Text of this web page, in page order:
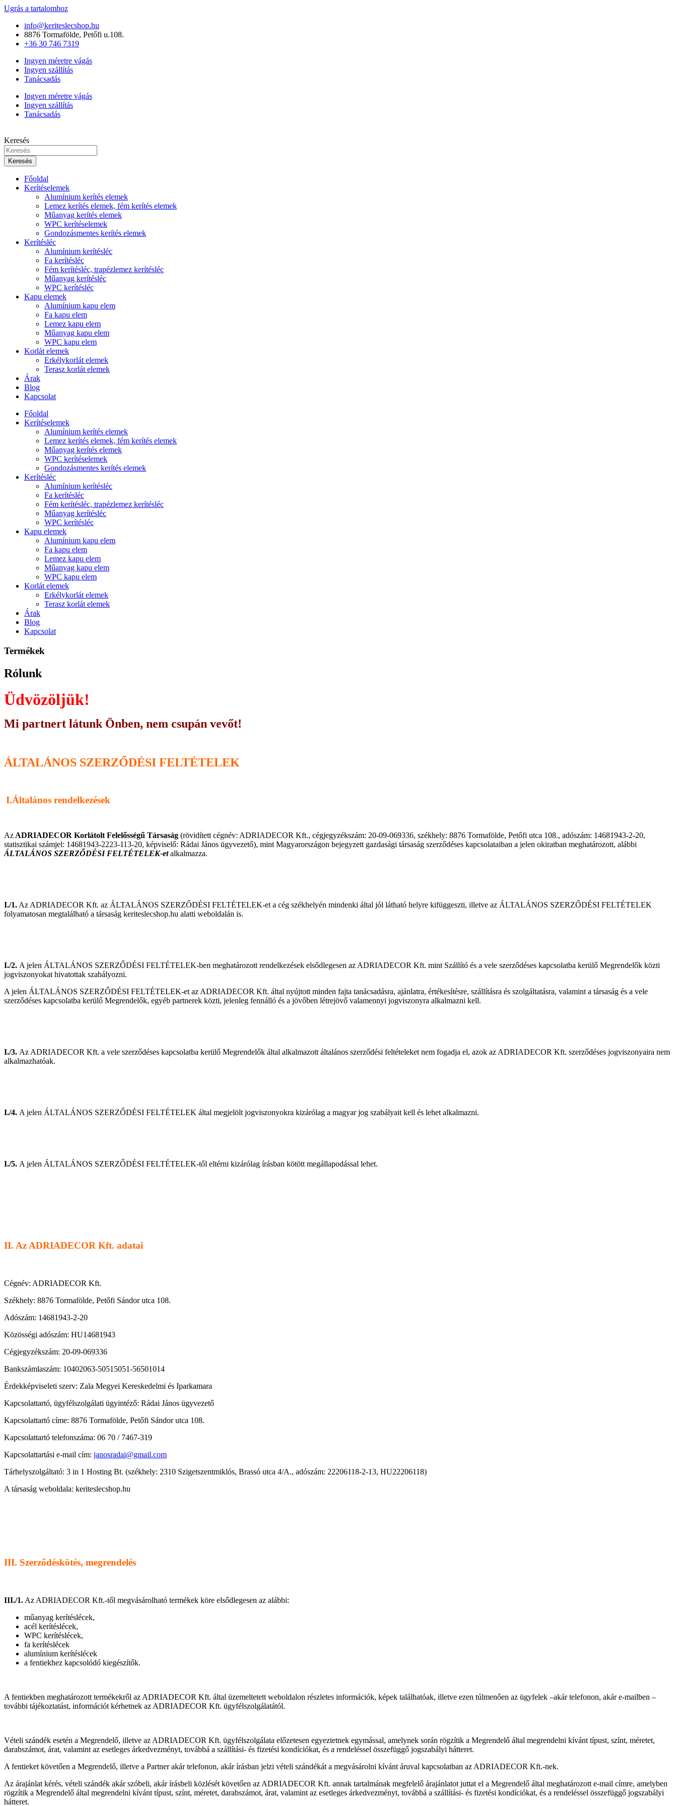
Ugrás a tartalomhoz
info@keriteslecshop.hu
8876 Tormafölde, Petőfi u.108.
+36 30 746 7319
Ingyen méretre vágás
Ingyen szállítás
Tanácsadás
Ingyen méretre vágás
Ingyen szállítás
Tanácsadás
Keresés
Keresés
Főoldal
Kerítéselemek
Alumínium kerítés elemek
Lemez kerítés elemek, fém kerítés elemek
Műanyag kerítés elemek
WPC kerítéselemek
Gondozásmentes kerítés elemek
Kerítésléc
Alumínium kerítésléc
Fa kerítésléc
Fém kerítésléc, trapézlemez kerítésléc
Műanyag kerítésléc
WPC kerítésléc
Kapu elemek
Alumínium kapu elem
Fa kapu elem
Lemez kapu elem
Műanyag kapu elem
WPC kapu elem
Korlát elemek
Erkélykorlát elemek
Terasz korlát elemek
Árak
Blog
Kapcsolat
Főoldal
Kerítéselemek
Alumínium kerítés elemek
Lemez kerítés elemek, fém kerítés elemek
Műanyag kerítés elemek
WPC kerítéselemek
Gondozásmentes kerítés elemek
Kerítésléc
Alumínium kerítésléc
Fa kerítésléc
Fém kerítésléc, trapézlemez kerítésléc
Műanyag kerítésléc
WPC kerítésléc
Kapu elemek
Alumínium kapu elem
Fa kapu elem
Lemez kapu elem
Műanyag kapu elem
WPC kapu elem
Korlát elemek
Erkélykorlát elemek
Terasz korlát elemek
Árak
Blog
Kapcsolat
Termékek
Rólunk
Üdvözöljük!
Mi partnert látunk Önben, nem csupán vevőt!
ÁLTALÁNOS SZERZŐDÉSI FELTÉTELEK
I.Általános rendelkezések
Az ADRIADECOR Korlátolt Felelősségű Társaság (rövidített cégnév: ADRIADECOR Kft., cégjegyzékszám: 20-09-069336, székhely: 8876 Tormafölde, Petőfi utca 108., adószám: 14681943-2-20,
statisztikai számjel: 14681943-2223-113-20, képviselő: Rádai János ügyvezető), mint Magyarországon bejegyzett gazdasági társaság szerződéses kapcsolataiban a jelen okiratban meghatározott, alábbi
ÁLTALÁNOS SZERZŐDÉSI FELTÉTELEK-etalkalmazza.
I./1. Az ADRIADECOR Kft. az ÁLTALÁNOS SZERZŐDÉSI FELTÉTELEK-et a cég székhelyén mindenki által jól látható helyre kifüggeszti, illetve az ÁLTALÁNOS SZERZŐDÉSI FELTÉTELEK
folyamatosan megtalálható a társaság keriteslecshop.hu alatti weboldalán is.
I./2. A jelen ÁLTALÁNOS SZERZŐDÉSI FELTÉTELEK-ben meghatározott rendelkezések elsődlegesen az ADRIADECOR Kft. mint Szállító és a vele szerződéses kapcsolatba kerülő Megrendelők közti
jogviszonyokat hivatottak szabályozni.
A jelen ÁLTALÁNOS SZERZŐDÉSI FELTÉTELEK-et az ADRIADECOR Kft. által nyújtott minden fajta tanácsadásra, ajánlatra, értékesítésre, szállításra és szolgáltatásra, valamint a társaság és a vele
szerződéses kapcsolatba kerülő Megrendelők, egyéb partnerek közti, jelenleg fennálló és a jövőben létrejövő valamennyi jogviszonyra alkalmazni kell.
I./3. Az ADRIADECOR Kft. a vele szerződéses kapcsolatba kerülő Megrendelők által alkalmazott általános szerződési feltételeket nem fogadja el, azok az ADRIADECOR Kft. szerződéses jogviszonyaira nem
alkalmazhatóak.
I./4. A jelen ÁLTALÁNOS SZERZŐDÉSI FELTÉTELEK által megjelölt jogviszonyokra kizárólag a magyar jog szabályait kell és lehet alkalmazni.
I./5. A jelen ÁLTALÁNOS SZERZŐDÉSI FELTÉTELEK-től eltérni kizárólag írásban kötött megállapodással lehet.
II. Az ADRIADECOR Kft. adatai
Cégnév: ADRIADECOR Kft.
Székhely: 8876 Tormafölde, Petőfi Sándor utca 108.
Adószám: 14681943-2-20
Közösségi adószám: HU14681943
Cégjegyzékszám: 20-09-069336
Bankszámlaszám: 10402063-50515051-56501014
Érdekképviseleti szerv: Zala Megyei Kereskedelmi és Iparkamara
Kapcsolattartó, ügyfélszolgálati ügyintéző: Rádai János ügyvezető
Kapcsolattartó címe: 8876 Tormafölde, Petőfi Sándor utca 108.
Kapcsolattartó telefonszáma: 06 70 / 7467-319
Kapcsolattartási e-mail cím: janosradai@gmail.com
Tárhelyszolgáltató: 3 in 1 Hosting Bt. (székhely: 2310 Szigetszentmiklós, Brassó utca 4/A., adószám: 22206118-2-13, HU22206118)
A társaság weboldala: keriteslecshop.hu
III. Szerződéskötés, megrendelés
III./1. Az ADRIADECOR Kft.-től megvásárolható termékek köre elsődlegesen az alábbi:
műanyag kerítéslécek,
acél kerítéslécek,
WPC kerítéslécek,
fa kerítéslécek
alumínium kerítéslécek
a fentiekhez kapcsolódó kiegészítők.
A fentiekben meghatározott termékekről az ADRIADECOR Kft. által üzemeltetett weboldalon részletes információk, képek találhatóak, illetve ezen túlmenően az ügyfelek –akár telefonon, akár e-mailben –
további tájékoztatást, információt kérhetnek az ADRIADECOR Kft. ügyfélszolgálatától.
Vételi szándék esetén a Megrendelő, illetve az ADRIADECOR Kft. ügyfélszolgálata előzetesen egyeztetnek egymással, amelynek során rögzítik a Megrendelő által megrendelni kívánt típust, színt, méretet,
darabszámot, árat, valamint az esetleges árkedvezményt, továbbá a szállítási- és fizetési kondíciókat, és a rendeléssel összefüggő jogszabályi hátteret.
A fentieket követően a Megrendelő, illetve a Partner akár telefonon, akár írásban jelzi vételi szándékát a megvásárolni kívánt áruval kapcsolatban az ADRIADECOR Kft.-nek.
Az árajánlat kérés, vételi szándék akár szóbeli, akár írásbeli közlését követően az ADRIADECOR Kft. annak tartalmának megfelelő árajánlatot juttat el a Megrendelő által meghatározott e-mail címre, amelyben
rögzítik a Megrendelő által megrendelni kívánt típust, színt, méretet, darabszámot, árat, valamint az esetleges árkedvezményt, továbbá a szállítási- és fizetési kondíciókat, és a rendeléssel összefüggő jogszabályi
hátteret.